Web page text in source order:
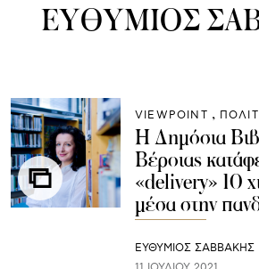
ΕΥΘΥΜΙΟΣ
VIEWPOINT
Η Δημόσια
Βέροιας
«delivery» 10
μέσα στην
ΕΥΘΥΜΙΟΣ ΣΑΒΒΑΚΗΣ